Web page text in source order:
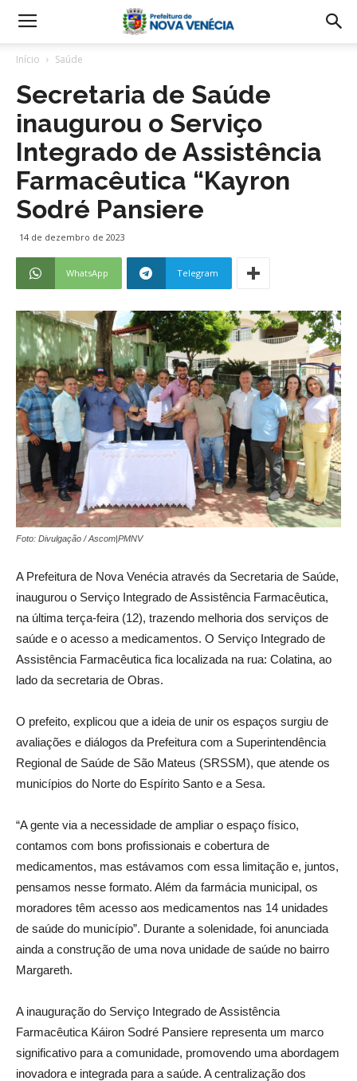
Início Saúde
Secretaria de Saúde
inaugurou o Serviço
Integrado de Assistência
Farmacêutica “Kayron
Sodré Pansiere
14 de dezembro de 2023
WhatsApp Telegram
Foto: Divulgação / Ascom|PMNV
A Prefeitura de Nova Venécia através da Secretaria de Saúde,
inaugurou o Serviço Integrado de Assistência Farmacêutica,
na última terça-feira (12), trazendo melhoria dos serviços de
saúde e o acesso a medicamentos. O Serviço Integrado de
Assistência Farmacêutica fica localizada na rua: Colatina, ao
lado da secretaria de Obras.
O prefeito, explicou que a ideia de unir os espaços surgiu de
avaliações e diálogos da Prefeitura com a Superintendência
Regional de Saúde de São Mateus (SRSSM), que atende os
municípios do Norte do Espírito Santo e a Sesa.
“A gente via a necessidade de ampliar o espaço físico,
contamos com bons profissionais e cobertura de
medicamentos, mas estávamos com essa limitação e, juntos,
pensamos nesse formato. Além da farmácia municipal, os
moradores têm acesso aos medicamentos nas 14 unidades
de saúde do município”. Durante a solenidade, foi anunciada
ainda a construção de uma nova unidade de saúde no bairro
Margareth.
A inauguração do Serviço Integrado de Assistência
Farmacêutica Káiron Sodré Pansiere representa um marco
significativo para a comunidade, promovendo uma abordagem
inovadora e integrada para a saúde. A centralização dos